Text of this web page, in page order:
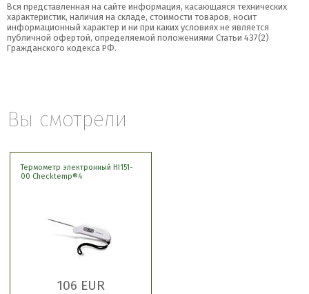
Вся представленная на сайте информация, касающаяся технических
характеристик, наличия на складе, стоимости товаров, носит
информационный характер и ни при каких условиях не является
публичной офертой, определяемой положениями Статьи 437(2)
Гражданского кодекса РФ.
Вы смотрели
Термометр электронный HI151-
00 Checktemp®4
106 EUR